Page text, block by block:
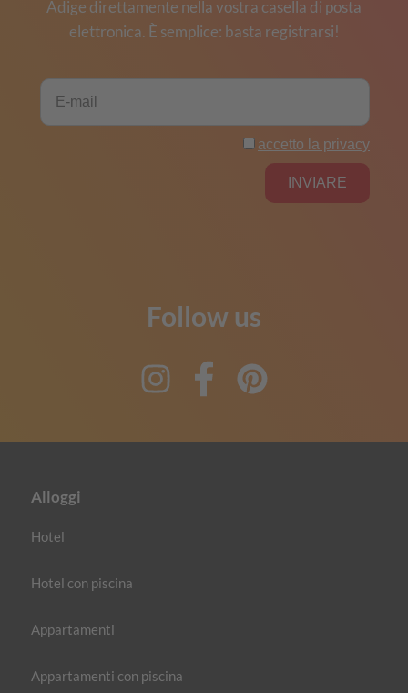
Adige direttamente nella vostra casella di posta
elettronica. È semplice: basta registrarsi!
Follow us
InstagramFacebook
Alloggi
Hotel
Hotel con piscina
Appartamenti
Appartamenti con piscina